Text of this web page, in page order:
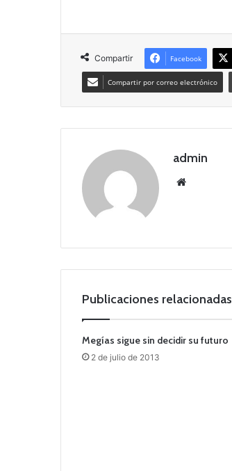
Compartir Facebook
Compartir por correo electrónico
admin
Publicaciones relacionadas
Megías sigue sin decidir su futuro
2 de julio de 2013